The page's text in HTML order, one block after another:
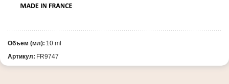
Объем (мл): 10 ml
Артикул: FR9747